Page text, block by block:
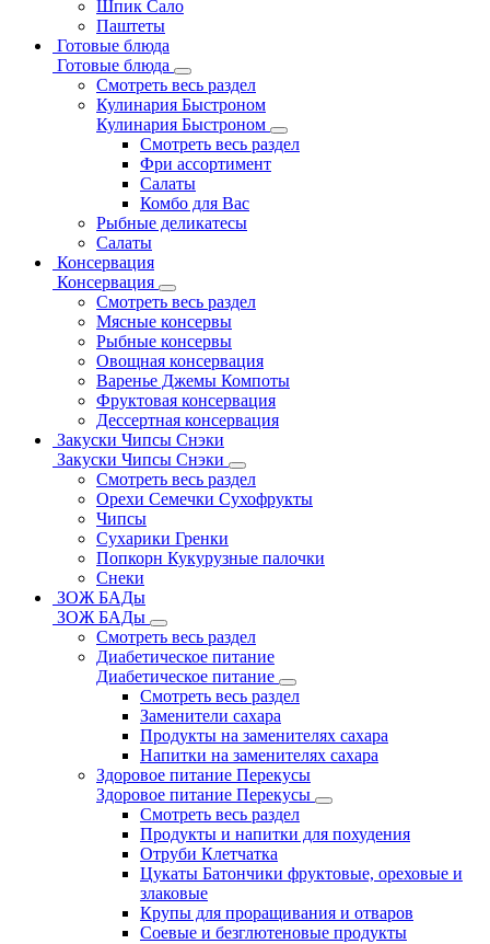
Шпик Сало
Паштеты
Готовые блюда
Готовые блюда
Смотреть весь раздел
Кулинария Быстроном
Кулинария Быстроном
Смотреть весь раздел
Фри ассортимент
Салаты
Комбо для Вас
Рыбные деликатесы
Салаты
Консервация
Консервация
Смотреть весь раздел
Мясные консервы
Рыбные консервы
Овощная консервация
Варенье Джемы Компоты
Фруктовая консервация
Дессертная консервация
Закуски Чипсы Снэки
Закуски Чипсы Снэки
Смотреть весь раздел
Орехи Семечки Сухофрукты
Чипсы
Сухарики Гренки
Попкорн Кукурузные палочки
Снеки
ЗОЖ БАДы
ЗОЖ БАДы
Смотреть весь раздел
Диабетическое питание
Диабетическое питание
Смотреть весь раздел
Заменители сахара
Продукты на заменителях сахара
Напитки на заменителях сахара
Здоровое питание Перекусы
Здоровое питание Перекусы
Смотреть весь раздел
Продукты и напитки для похудения
Отруби Клетчатка
Цукаты Батончики фруктовые, ореховые и
злаковые
Крупы для проращивания и отваров
Соевые и безглютеновые продукты